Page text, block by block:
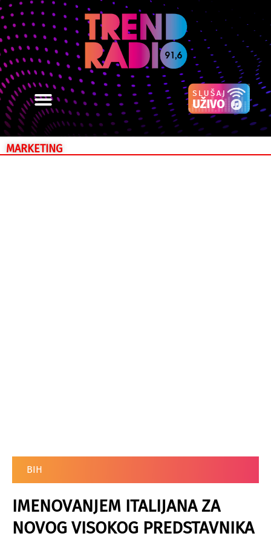
MARKETING
BIH
IMENOVANJEM ITALIJANA ZA
NOVOG VISOKOG PREDSTAVNIKA